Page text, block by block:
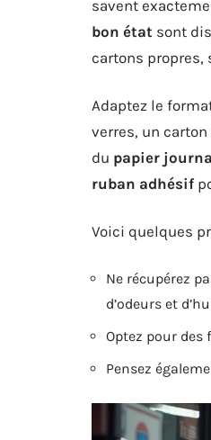
savent
bon état sont
cartons propres,
Adaptez le
verres, un
du papier
ruban adhésif
Voici quelques
Ne récupérez
d’odeurs et
Optez pour
Pensez